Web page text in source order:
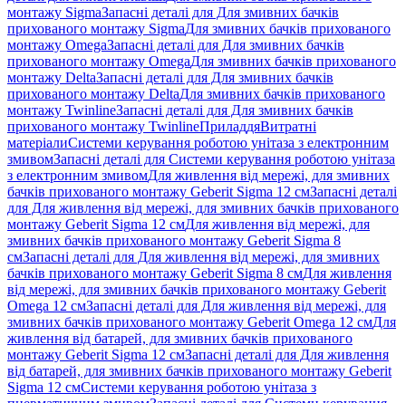
монтажу SigmaЗапасні деталі для Для змивних бачків
прихованого монтажу SigmaДля змивних бачків прихованого
монтажу OmegaЗапасні деталі для Для змивних бачків
прихованого монтажу OmegaДля змивних бачків прихованого
монтажу DeltaЗапасні деталі для Для змивних бачків
прихованого монтажу DeltaДля змивних бачків прихованого
монтажу TwinlineЗапасні деталі для Для змивних бачків
прихованого монтажу TwinlineПриладдяВитратні
матеріалиСистеми керування роботою унітаза з електронним
змивомЗапасні деталі для Системи керування роботою унітаза
з електронним змивомДля живлення від мережі, для змивних
бачків прихованого монтажу Geberit Sigma 12 смЗапасні деталі
для Для живлення від мережі, для змивних бачків прихованого
монтажу Geberit Sigma 12 смДля живлення від мережі, для
змивних бачків прихованого монтажу Geberit Sigma 8
смЗапасні деталі для Для живлення від мережі, для змивних
бачків прихованого монтажу Geberit Sigma 8 смДля живлення
від мережі, для змивних бачків прихованого монтажу Geberit
Omega 12 смЗапасні деталі для Для живлення від мережі, для
змивних бачків прихованого монтажу Geberit Omega 12 смДля
живлення від батарей, для змивних бачків прихованого
монтажу Geberit Sigma 12 смЗапасні деталі для Для живлення
від батарей, для змивних бачків прихованого монтажу Geberit
Sigma 12 смСистеми керування роботою унітаза з